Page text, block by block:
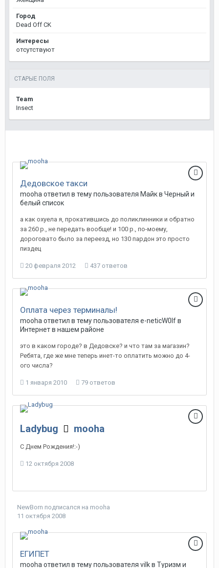
Город
Dead Off CK
Интересы
отсутствуют
СТАРЫЕ ПОЛЯ
Team
Insect
Дедовское такси
mooha ответил в тему пользователя Майкв Черный и
белый список
а как охуела я, прокатившись до поликлинники и обратно
за 260 р., не передать вообще! и 100 р., по-моему,
дороговато было за переезд, но 130 пардон это просто
пиздец
20 февраля 2012 437 ответов
Оплата через терминалы!
mooha ответил в тему пользователя e-neticW0lfв
Интернет в нашем районе
это в каком городе? в Дедовске? и что там за магазин?
Ребята, где же мне теперь инет-то оплатить можно до 4-
ого числа?
1 января 2010 79 ответов
Ladybug mooha
С Днем Рождения!:-)
12 октября 2008
NewBorn подписался на mooha
11 октября 2008
ЕГИПЕТ
mooha ответил в тему пользователя vilkв Туризм и